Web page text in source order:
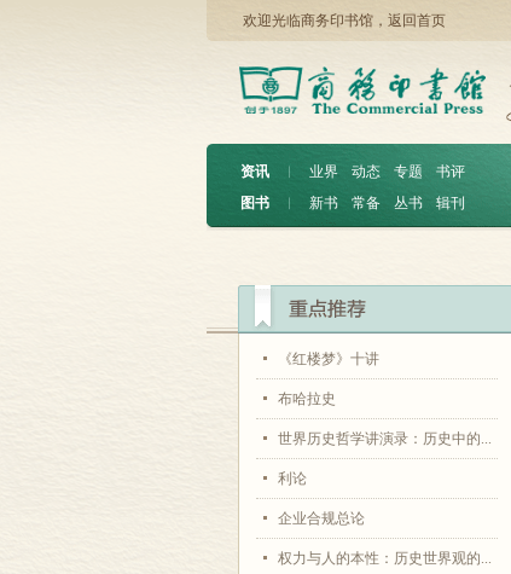
欢迎光临商务印书馆， 返回首页
资讯 ︱ 业界 动态 专题
书评
图书
︱ 新书 常备 丛书 辑刊
《红楼梦》十讲
布哈拉史
世界历史哲学讲演录：历史中的...
利论
企业合规总论
权力与人的本性：历史世界观的...